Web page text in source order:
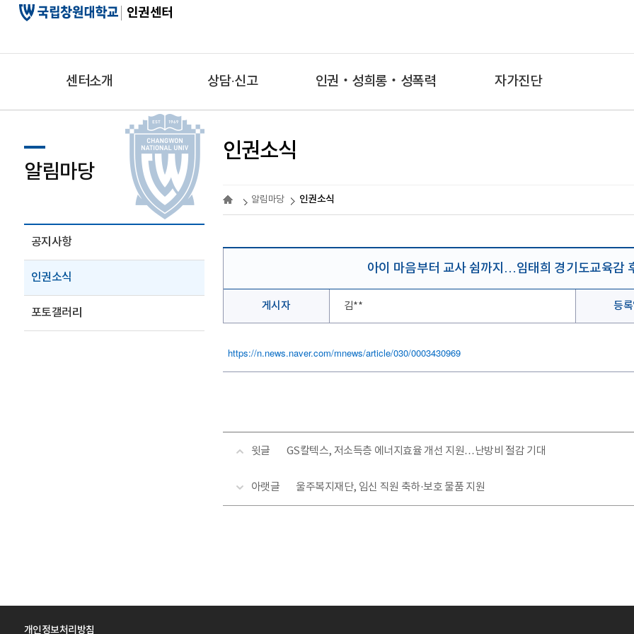
인권센터
센터소개 상담·신고 인권‧성희롱‧성폭력 자가진단
알림마당
공지사항
인권소식
포토갤러리
인권소식
알림마당 인권소식
아이 마음부터 교사 쉼까지…임태희 경기도교육감
게시자 김** 등록
https://n.news.naver.com/mnews/article/030/0003430969
윗글 GS칼텍스, 저소득층 에너지효율 개선 지원…난방비 절감 기대
아랫글 울주복지재단, 임신 직원 축하·보호 물품 지원
개인정보처리방침